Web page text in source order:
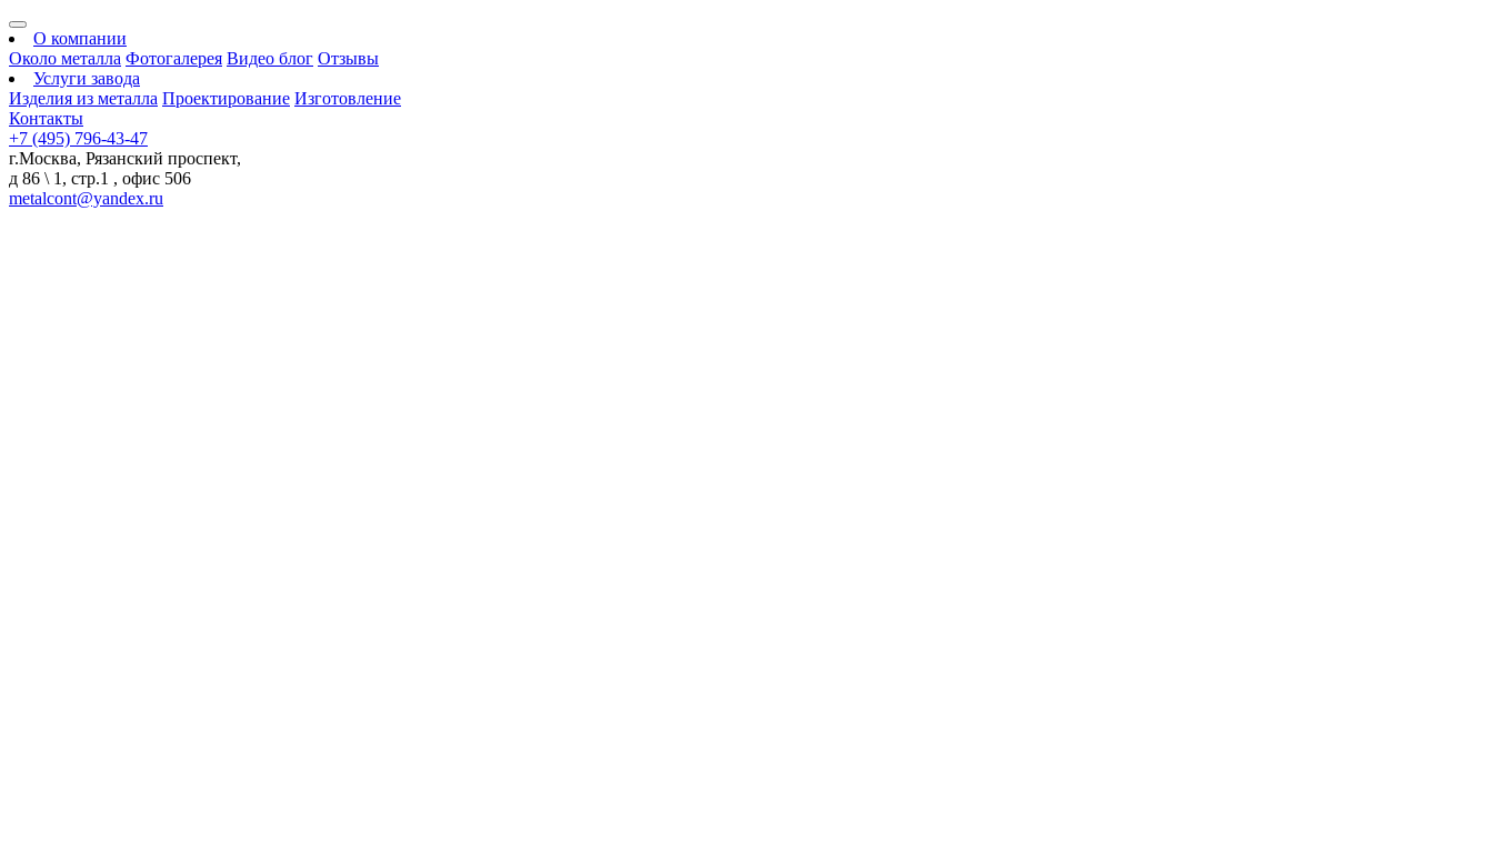
О компании
Около металла Фотогалерея Видео блог Отзывы
Услуги завода
Изделия из металла Проектирование Изготовление
Контакты
+7 (495) 796-43-47
г.Москва, Рязанский проспект,
д 86 \ 1, стр.1 , офис 506
metalcont@yandex.ru